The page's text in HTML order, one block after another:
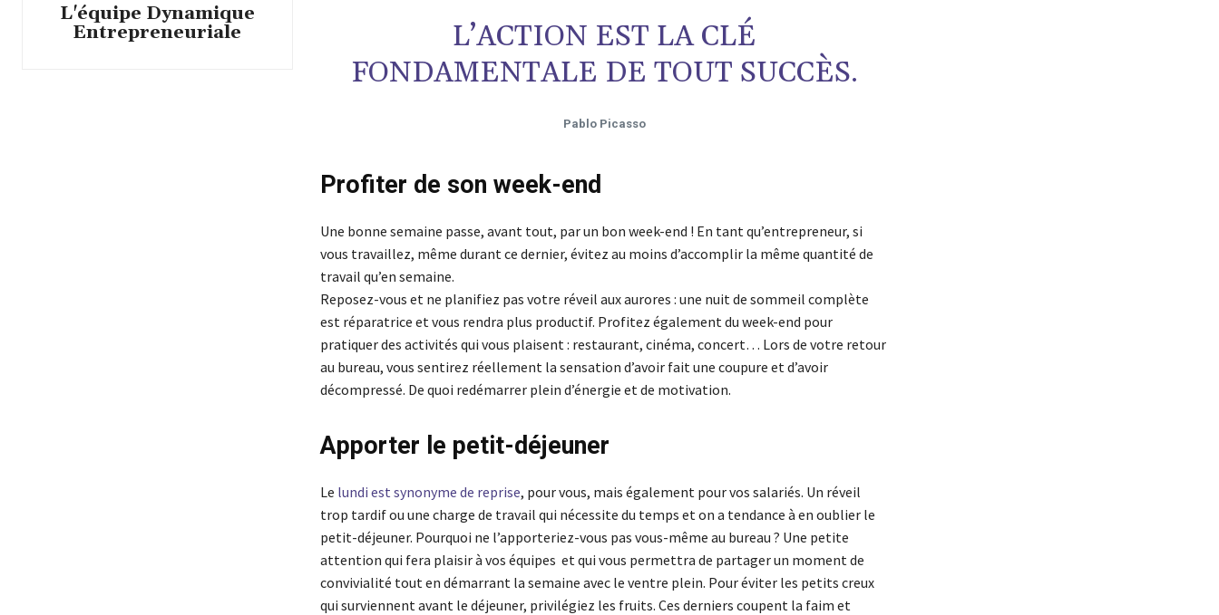
L'équipe Dynamique
Entrepreneuriale
L’ACTION EST LA CLÉ
FONDAMENTALE DE TOUT SUCCÈS.
Pablo Picasso
Profiter de son week-end
Une bonne semaine passe, avant tout, par un bon week-end ! En tant qu’entrepreneur, si
vous travaillez, même durant ce dernier, évitez au moins d’accomplir la même quantité de
travail qu’en semaine.
Reposez-vous et ne planifiez pas votre réveil aux aurores : une nuit de sommeil complète
est réparatrice et vous rendra plus productif. Profitez également du week-end pour
pratiquer des activités qui vous plaisent : restaurant, cinéma, concert… Lors de votre retour
au bureau, vous sentirez réellement la sensation d’avoir fait une coupure et d’avoir
décompressé. De quoi redémarrer plein d’énergie et de motivation.
Apporter le petit-déjeuner
Le lundi est synonyme de reprise, pour vous, mais également pour vos salariés. Un réveil
trop tardif ou une charge de travail qui nécessite du temps et on a tendance à en oublier le
petit-déjeuner. Pourquoi ne l’apporteriez-vous pas vous-même au bureau ? Une petite
attention qui fera plaisir à vos équipes et qui vous permettra de partager un moment de
convivialité tout en démarrant la semaine avec le ventre plein. Pour éviter les petits creux
qui surviennent avant le déjeuner, privilégiez les fruits. Ces derniers coupent la faim et